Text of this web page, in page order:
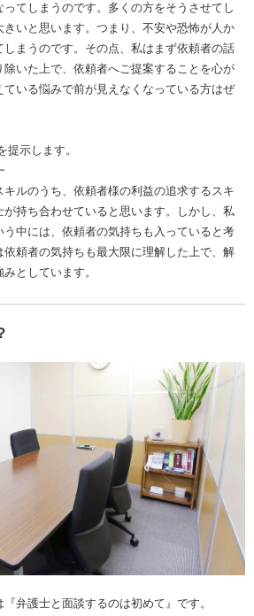
てしまうのです。多くの方をそうさせてし
きいと思います。つまり、不安や恐怖が人か
しまうのです。その点、私はまず依頼者の話
いた上で、依頼者へご提案することを心が
いる悩みで前が見えなくなっている方はぜ
示します。
ルのうち、依頼者様の利益の追求するスキ
持ち合わせていると思います。しかし、私
中には、依頼者の気持ちも入っていると考
依頼者の気持ちも最大限に理解した上で、解
としています。
弁護士と面談するのは初めて』です。